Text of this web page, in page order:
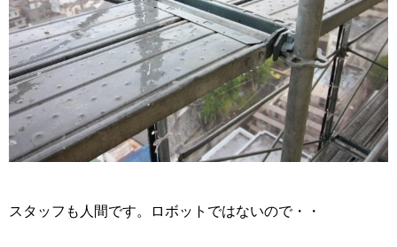
スタッフも人間です。ロボットではないので・・